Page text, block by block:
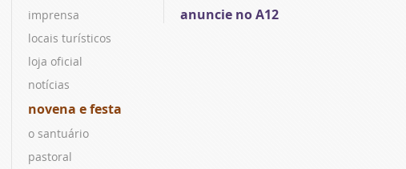
imprensa
locais turísticos
loja oficial
notícias
novena e festa
o santuário
pastoral
anuncie no A12